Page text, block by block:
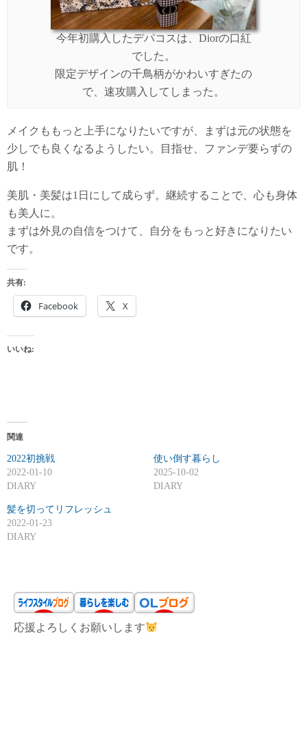
今年初購入したデパコスは、Diorの口紅
でした。
限定デザインの千鳥柄がかわいすぎたの
で、速攻購入してしまった。
メイクももっと上手になりたいですが、まずは元の状態を
少しでも良くなるようしたい。目指せ、ファンデ要らずの
肌！
美肌・美髪は1日にして成らず。継続することで、心も身体
も美人に。
まずは外見の自信をつけて、自分をもっと好きになりたい
です。
共有:
Facebook X
いいね:
関連
2022初挑戦
2022-01-10
DIARY
使い倒す暮らし
2025-10-02
DIARY
髪を切ってリフレッシュ
2022-01-23
DIARY
応援よろしくお願いします